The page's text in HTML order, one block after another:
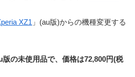
XZ1 」(au版)からの機種変更する
の未使用品で、価格は72,800円(税